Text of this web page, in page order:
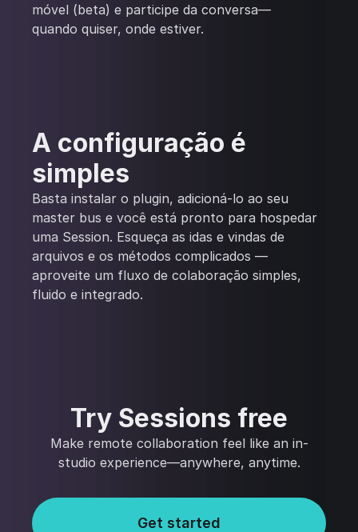
móvel (beta) e participe da conversa—
quando quiser, onde estiver.
A configuração é
simples
Basta instalar o plugin, adicioná-lo ao seu
master bus e você está pronto para hospedar
uma Session. Esqueça as idas e vindas de
arquivos e os métodos complicados —
aproveite um fluxo de colaboração simples,
fluido e integrado.
Try Sessions free
Make remote collaboration feel like an in-
studio experience—anywhere, anytime.
Get started